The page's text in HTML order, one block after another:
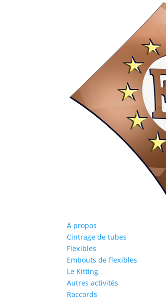
À propos
Cintrage de tubes
Flexibles
Embouts de flexibles
Le Kitting
Autres activités
Raccords